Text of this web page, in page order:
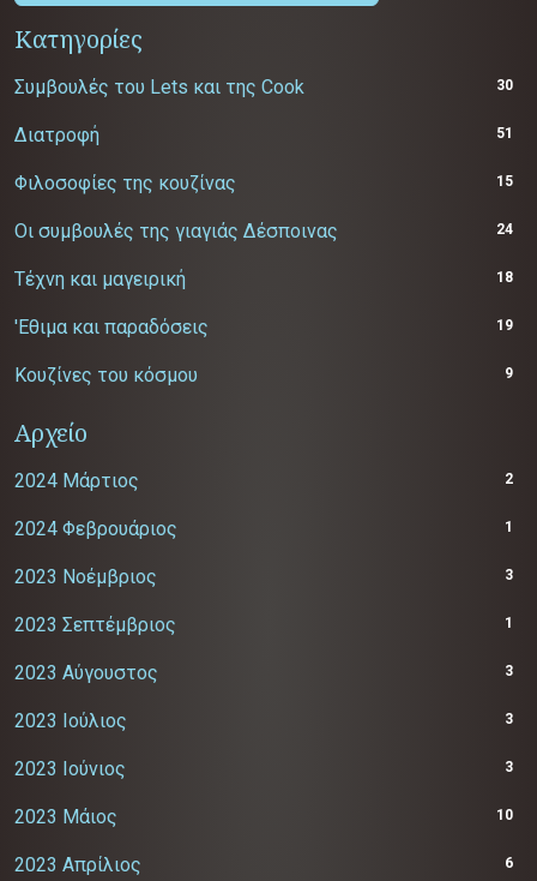
Κατηγορίες
Συμβουλές του Lets και της Cook 30
Διατροφή 51
Φιλοσοφίες της κουζίνας 15
Οι συμβουλές της γιαγιάς Δέσποινας 24
Τέχνη και μαγειρική 18
'Εθιμα και παραδόσεις 19
Κουζίνες του κόσμου 9
Αρχείο
2024 Μάρτιος 2
2024 Φεβρουάριος 1
2023 Νοέμβριος 3
2023 Σεπτέμβριος 1
2023 Αύγουστος 3
2023 Ιούλιος 3
2023 Ιούνιος 3
2023 Μάιος 10
2023 Απρίλιος 6